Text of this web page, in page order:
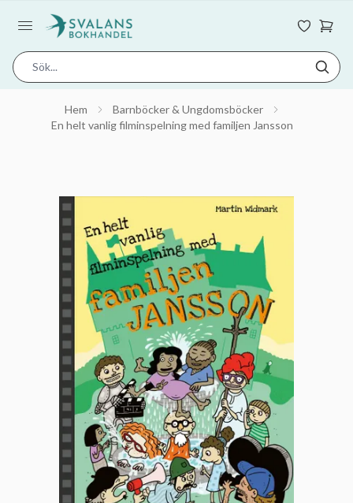
Hem
Barnböcker & Ungdomsböcker
En helt vanlig filminspelning med familjen Jansson